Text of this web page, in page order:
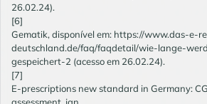
26.02.24).
[6]
Gematik, disponível em: https://www.das-e-
deutschland.de/faq/faqdetail/wie-lange-
gespeichert-2 (acesso em 26.02.24).
[7]
E-prescriptions new standard in Germany:
assessment, jan.